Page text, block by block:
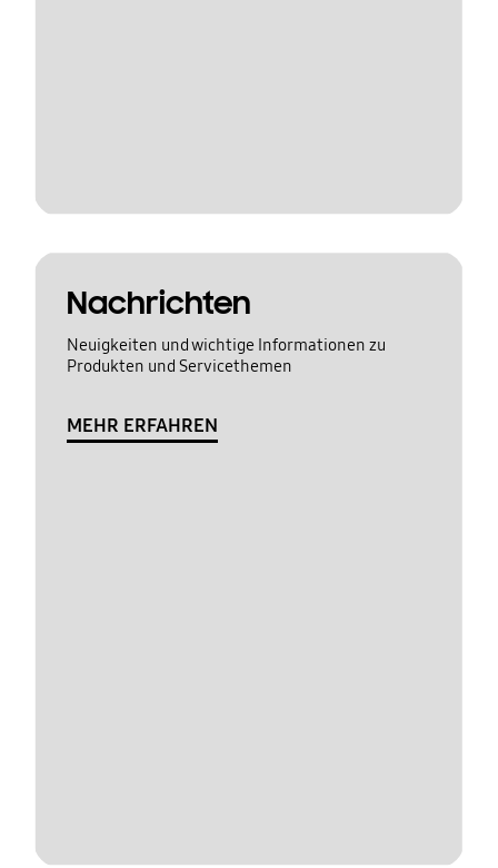
Nachrichten
Neuigkeiten und wichtige Informationen zu
Produkten und Servicethemen
MEHR ERFAHREN